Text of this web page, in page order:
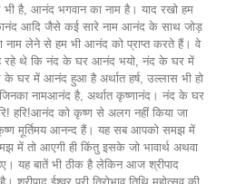
है, आनंद भगवान का नाम है। याद रखो हम
आदि जैसे कई सारे नाम आनंद के साथ जोड़
लेने से हम भी आनंद को प्राप्त करते हैं। वे
रहे थे कि नंद के घर आनंद भयो, नंद के घर में
में आनंद हुआ है अर्थात हर्ष, उल्लास भी हो
नामआनंद है, अर्थात कृष्णानंद। नंद के घर
हरि!आनंद को कृष्ण से अलग नहीं किया जा
मूर्तिमय आनन्द हैं। यह सब आपको समझ में
में तो आएगी ही किंतु इसके जो भावार्थ अथवा
यह बातें भी ठीक है लेकिन आज श्रीपाद